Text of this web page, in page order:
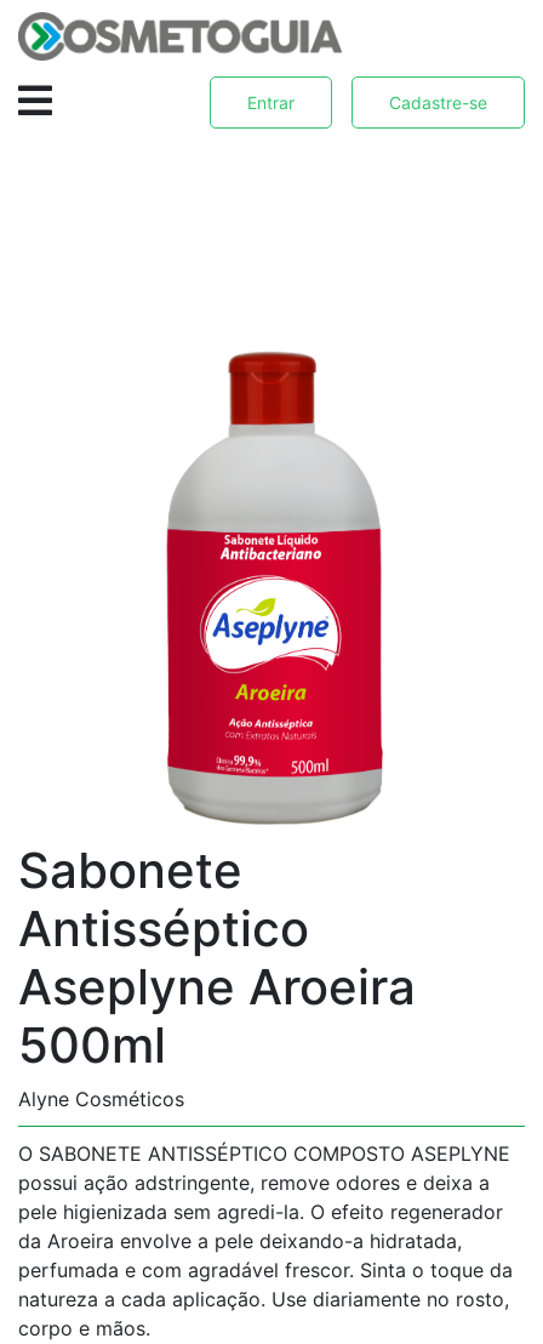
Entrar Cadastre-se
Sabonete
Antisséptico
Aseplyne Aroeira
500ml
Alyne Cosméticos
O SABONETE ANTISSÉPTICO COMPOSTO ASEPLYNE
possui ação adstringente, remove odores e deixa a
pele higienizada sem agredi-la. O efeito regenerador
da Aroeira envolve a pele deixando-a hidratada,
perfumada e com agradável frescor. Sinta o toque da
natureza a cada aplicação. Use diariamente no rosto,
corpo e mãos.